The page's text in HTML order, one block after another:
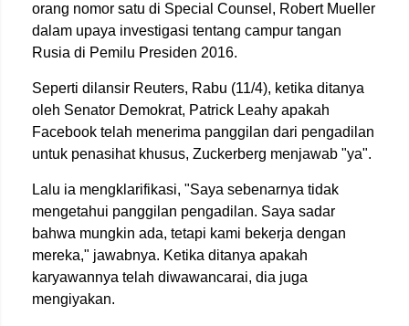
orang nomor satu di Special Counsel, Robert Mueller
dalam upaya investigasi tentang campur tangan
Rusia di Pemilu Presiden 2016.
Seperti dilansir Reuters, Rabu (11/4), ketika ditanya
oleh Senator Demokrat, Patrick Leahy apakah
Facebook telah menerima panggilan dari pengadilan
untuk penasihat khusus, Zuckerberg menjawab "ya".
Lalu ia mengklarifikasi, "Saya sebenarnya tidak
mengetahui panggilan pengadilan. Saya sadar
bahwa mungkin ada, tetapi kami bekerja dengan
mereka," jawabnya. Ketika ditanya apakah
karyawannya telah diwawancarai, dia juga
mengiyakan.